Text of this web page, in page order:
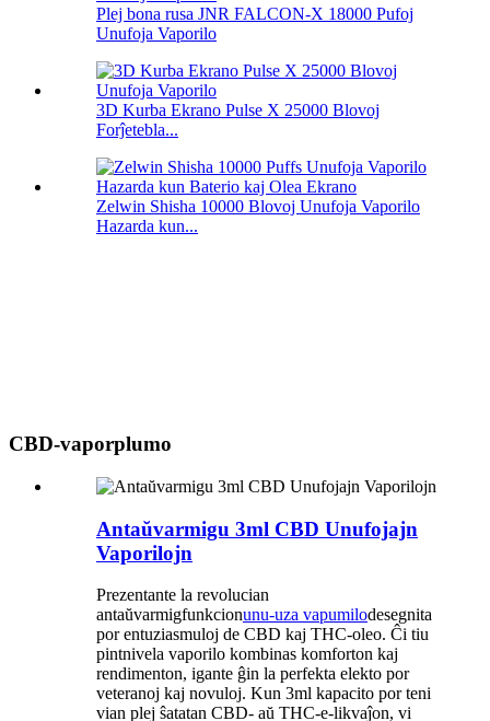
Plej bona rusa JNR FALCON-X 18000 Pufoj
Unufoja Vaporilo
3D Kurba Ekrano Pulse X 25000 Blovoj
Forĵetebla...
Zelwin Shisha 10000 Blovoj Unufoja Vaporilo
Hazarda kun...
CBD-vaporplumo
Antaŭvarmigu 3ml CBD Unufojajn
Vaporilojn
Prezentante la revolucian
antaŭvarmigfunkcionunu-uza vapumilodesegnita
por entuziasmuloj de CBD kaj THC-oleo. Ĉi tiu
pintnivela vaporilo kombinas komforton kaj
rendimenton, igante ĝin la perfekta elekto por
veteranoj kaj novuloj. Kun 3ml kapacito por teni
vian plej ŝatatan CBD- aŭ THC-e-likvaĵon, vi